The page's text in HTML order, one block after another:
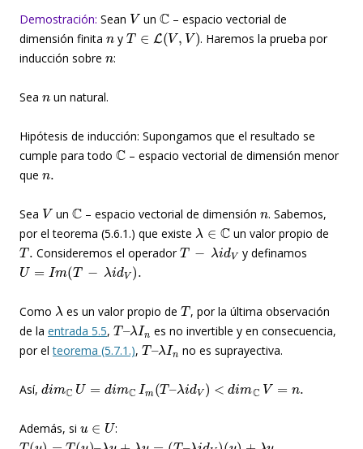
Demostración: Sean
V
un
C
– espacio vectorial de
dimensión finita
n
y
T∈L(V,V
. Haremos la prueba por
inducción sobre
n
:
Sea un natural.
Hipótesis de inducción: Supongamos que el resultado se
cumple para todo
C
– espacio vectorial de dimensión menor
que
n.
Sea
V
un
C
– espacio vectorial de dimensión . Sabemos,
por el teorema (5.6.1.) que existe
λ∈C
un valor propio de
T.
Consideremos el operador
T−λ d V
y definamos
U=Im(T−λidV).
Como
λ
es un valor propio de
T
, por la última observación
de la entrada 5.5,
T–λIn
es no invertible y en consecuencia,
por elteorema (5.7.1.),
T–λIn
no es suprayectiva.
Así,
di U m m( T–λ d V ) im V=n
Además, si
U
:
T(u)=T(u)–λu + λ ( dV u) + λ u